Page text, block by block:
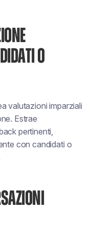
O
valutazioni imparziali
Estrae
pertinenti,
con candidati o